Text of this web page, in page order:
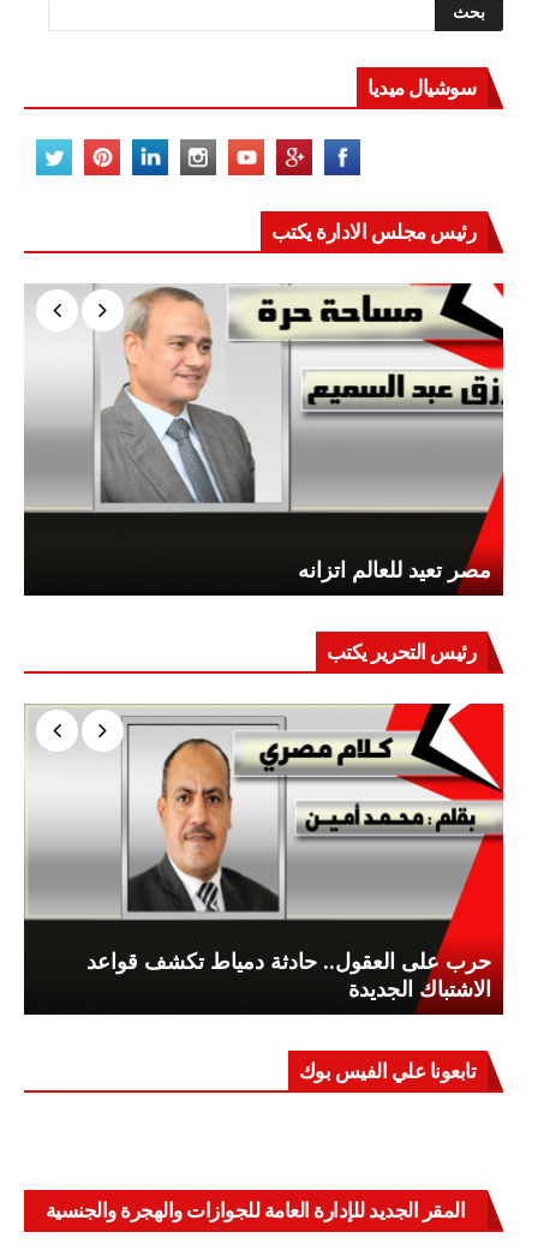
مغلقة
سوشيال ميديا
رئيس مجلس الادارة يكتب
مصر تعيد للعالم اتزانه
رئيس التحرير يكتب
حرب على العقول.. حادثة دمياط تكشف قواعد
الاشتباك الجديدة
تابعونا علي الفيس بوك
المقر الجديد للإدارة العامة للجوازات والهجرة والجنسية